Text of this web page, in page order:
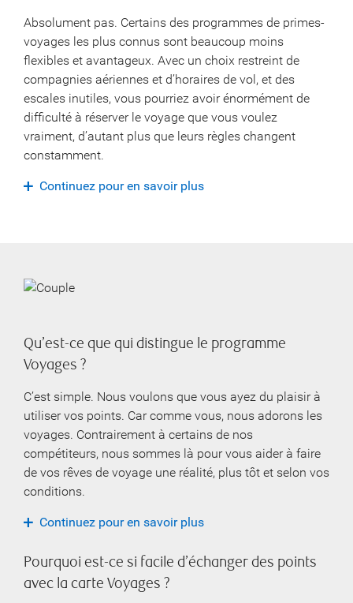
Absolument pas. Certains des programmes de primes-
voyages les plus connus sont beaucoup moins
flexibles et avantageux. Avec un choix restreint de
compagnies aériennes et d’horaires de vol, et des
escales inutiles, vous pourriez avoir énormément de
difficulté à réserver le voyage que vous voulez
vraiment, d’autant plus que leurs règles changent
constamment.
Continuez pour en savoir plus
Qu’est-ce que qui distingue le programme
Voyages ?
C’est simple. Nous voulons que vous ayez du plaisir à
utiliser vos points. Car comme vous, nous adorons les
voyages. Contrairement à certains de nos
compétiteurs, nous sommes là pour vous aider à faire
de vos rêves de voyage une réalité, plus tôt et selon vos
conditions.
Continuez pour en savoir plus
Pourquoi est-ce si facile d’échanger des points
avec la carte Voyages ?